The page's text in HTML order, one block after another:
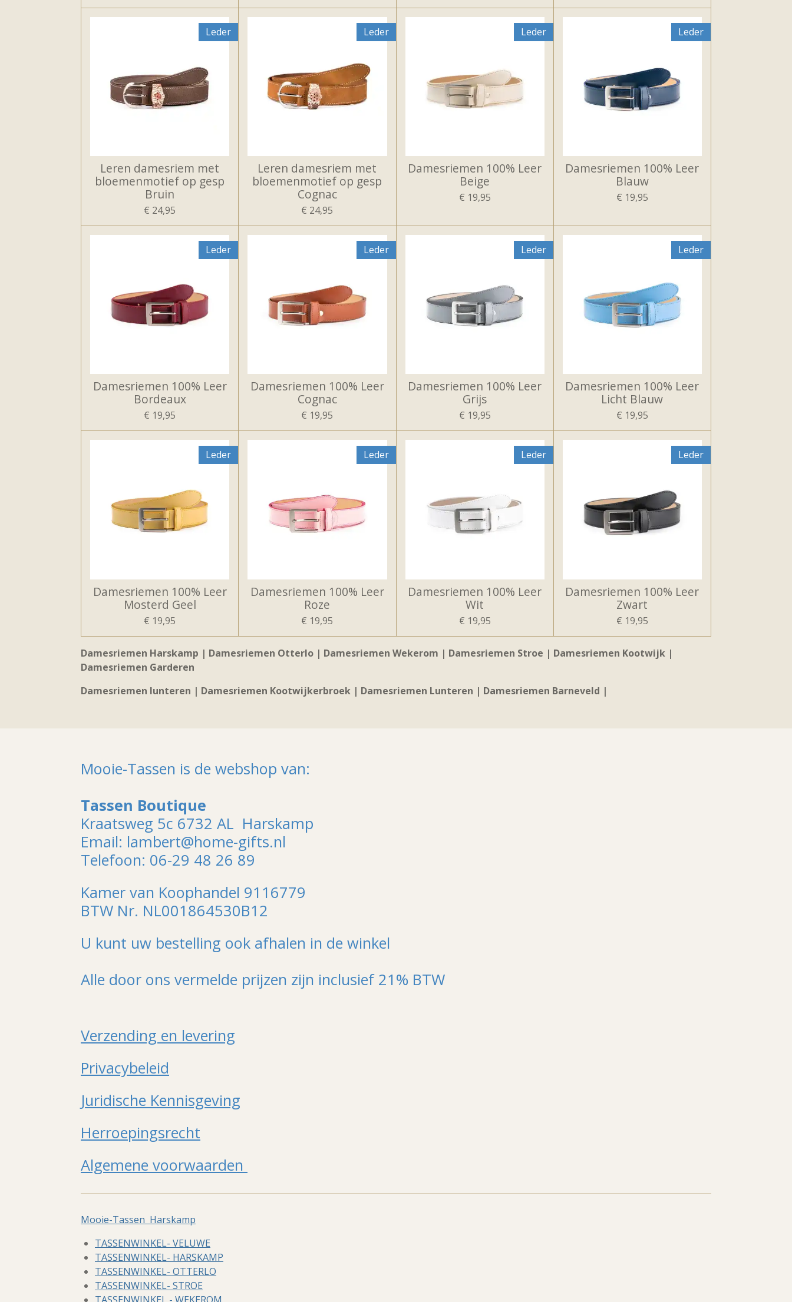
Leder
Leren damesriem met
bloemenmotief op gesp
Bruin
€ 24,95
Leder
Leren damesriem met
bloemenmotief op gesp
Cognac
€ 24,95
Leder
Damesriemen 100% Leer
Beige
€ 19,95
Leder
Damesriemen 100% Leer
Blauw
€ 19,95
Leder
Damesriemen 100% Leer
Bordeaux
€ 19,95
Leder
Damesriemen 100% Leer
Cognac
€ 19,95
Leder
Damesriemen 100% Leer
Grijs
€ 19,95
Leder
Damesriemen 100% Leer
Licht Blauw
€ 19,95
Leder
Damesriemen 100% Leer
Mosterd Geel
€ 19,95
Leder
Damesriemen 100% Leer
Roze
€ 19,95
Leder
Damesriemen 100% Leer
Wit
€ 19,95
Leder
Damesriemen 100% Leer
Zwart
€ 19,95
Damesriemen Harskamp | Damesriemen Otterlo | Damesriemen Wekerom | Damesriemen Stroe | Damesriemen Kootwijk |
Damesriemen Garderen
Damesriemen lunteren | Damesriemen Kootwijkerbroek | Damesriemen Lunteren | Damesriemen Barneveld |
Mooie-Tassen is de webshop van:
Tassen Boutique
Kraatsweg 5c 6732 AL Harskamp
Email: lambert@home-gifts.nl
Telefoon: 06-29 48 26 89
Kamer van Koophandel 9116779
BTW Nr. NL001864530B12
U kunt uw bestelling ook afhalen in de winkel
Alle door ons vermelde prijzen zijn inclusief 21% BTW
Verzending en levering
Privacybeleid
Juridische Kennisgeving
Herroepingsrecht
Algemene voorwaarden
Mooie-Tassen Harskamp
TASSENWINKEL- VELUWE
TASSENWINKEL- HARSKAMP
TASSENWINKEL- OTTERLO
TASSENWINKEL- STROE